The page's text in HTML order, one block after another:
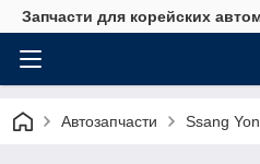
Запчасти для корейских
Автозапчасти Ssang